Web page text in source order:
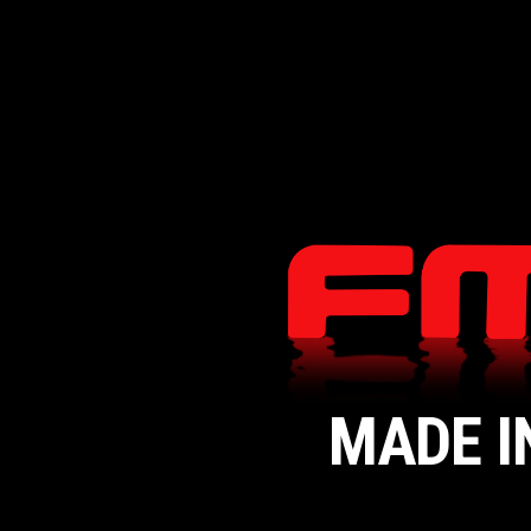
MADE